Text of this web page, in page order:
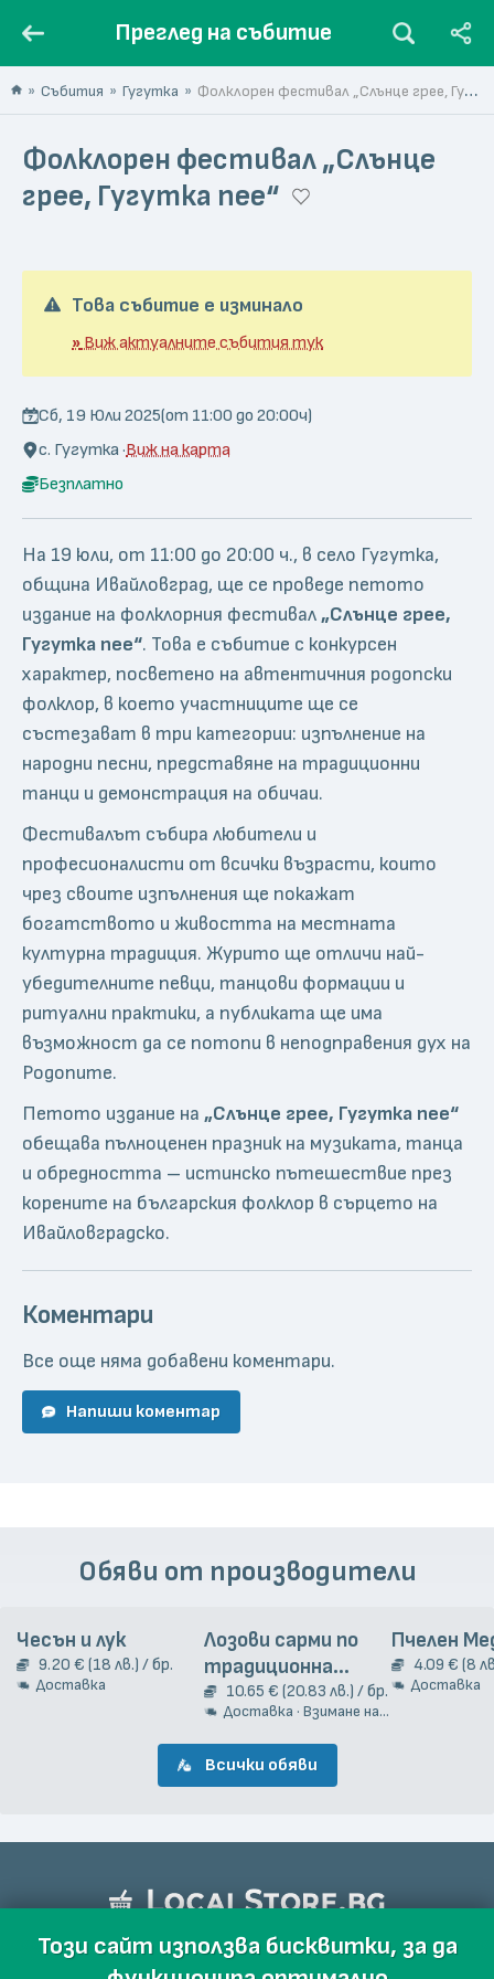
Преглед на събитие
Събития Гугутка Фолклорен фестивал „Слънце грее, Гугутка пее“
Фолклорен фестивал „Слънце
грее, Гугутка пее“
Това събитие е изминало
»Виж актуалните събития тук
Сб, 19 Юли 2025(от 11:00 до 20:00ч)
с. Гугутка ·Виж на карта
Безплатно
На 19 юли, от 11:00 до 20:00 ч., в село Гугутка,
община Ивайловград, ще се проведе петото
издание на фолклорния фестивал „Слънце грее,
Гугутка пее“. Това е събитие с конкурсен
характер, посветено на автентичния родопски
фолклор, в което участниците ще се
състезават в три категории: изпълнение на
народни песни, представяне на традиционни
танци и демонстрация на обичаи.
Фестивалът събира любители и
професионалисти от всички възрасти, които
чрез своите изпълнения ще покажат
богатството и живостта на местната
културна традиция. Журито ще отличи най-
убедителните певци, танцови формации и
ритуални практики, а публиката ще има
възможност да се потопи в неподправения дух на
Родопите.
Петото издание на „Слънце грее, Гугутка пее“
обещава пълноценен празник на музиката, танца
и обредността – истинско пътешествие през
корените на българския фолклор в сърцето на
Ивайловградско.
Коментари
Все още няма добавени коментари.
Напиши коментар
Обяви от производители
Чесън и лук
9.20 € (18 лв.) / бр.
Доставка
Лозови сарми по
традиционна
гръцка рецепта
2кг.
10.65 € (20.83 лв.) / бр.
Доставка · Взимане на място
Пчелен
4.09 € (8
Доставка
Всички обяви
Този сайт използва бисквитки, за да